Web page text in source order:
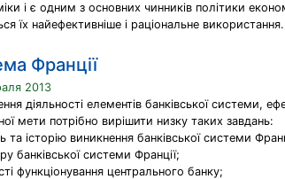
і є одним з основних чинників політики
їх найефективніше і раціональне використання.
Франції
2013
діяльності елементів банківської системи,
мети потрібно вирішити низку таких завдань:
та історію виникнення банківської системи
банківської системи Франції;
функціонування центрального банку;